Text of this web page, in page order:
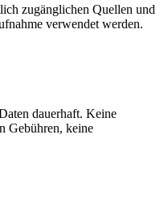
zugänglichen Quellen und
verwendet werden.
dauerhaft. Keine
Gebühren, keine